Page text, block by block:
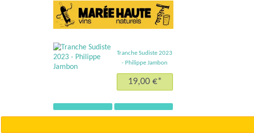
Tranche Sudiste 2023
- Philippe Jambon
19,00 €*
Précédent Suivant